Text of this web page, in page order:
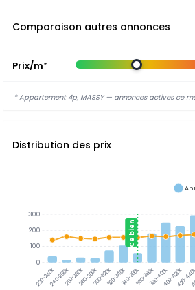
Comparaison autres annonces
Prix/m²
* Appartement 4p, MASSY — annonces actives ce
Distribution des prix
220-240k240-260k260-280k280-300k300-320k320-340k340-360k360-380k380-400k400-420k
420-
Ce bien
300
200
100
0